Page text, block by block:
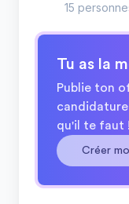
15
Tu as la
Publie ton
qu'il te faut !
Créer